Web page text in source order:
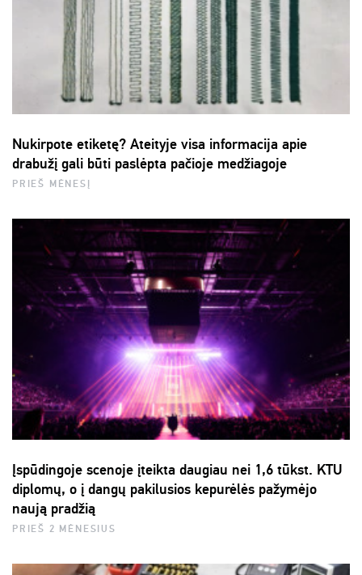
Nukirpote etiketę? Ateityje visa informacija apie
drabužį gali būti paslėpta pačioje medžiagoje
PRIEŠ MĖNESĮ
Įspūdingoje scenoje įteikta daugiau nei 1,6 tūkst. KTU
diplomų, o į dangų pakilusios kepurėlės pažymėjo
naują pradžią
PRIEŠ 2 MĖNESIUS